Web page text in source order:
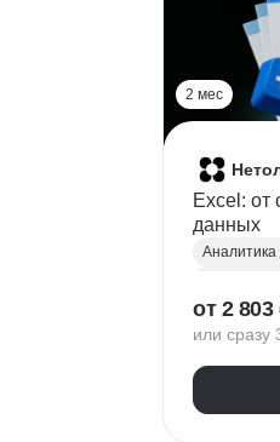
2 мес
Excel: от
данных
Google
от 2
или сразу